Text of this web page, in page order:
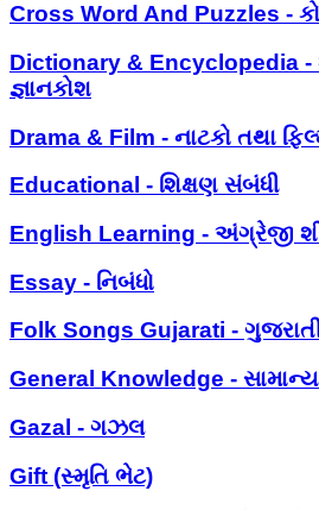
Cross Word And Puzzles -
Dictionary & Encyclopedia -
જ્ઞાનકોશ
Drama & Film - નાટકો તથા
Educational - શિક્ષણ સંબંધી
English Learning - અંગ્રેજી
Essay - નિબંધો
Folk Songs Gujarati -
General Knowledge - સામાન્ય
Gazal - ગઝલ
Gift (સ્મૃતિ ભેટ)